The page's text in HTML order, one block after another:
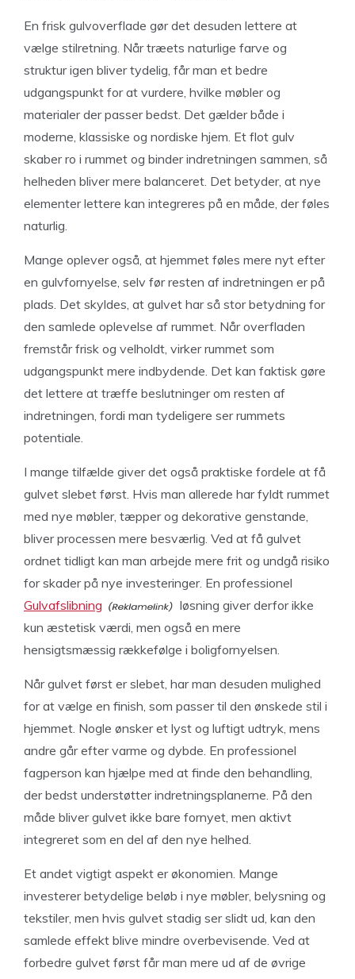
En frisk gulvoverflade gør det desuden lettere at
vælge stilretning. Når træets naturlige farve og
struktur igen bliver tydelig, får man et bedre
udgangspunkt for at vurdere, hvilke møbler og
materialer der passer bedst. Det gælder både i
moderne, klassiske og nordiske hjem. Et flot gulv
skaber ro i rummet og binder indretningen sammen, så
helheden bliver mere balanceret. Det betyder, at nye
elementer lettere kan integreres på en måde, der føles
naturlig.
Mange oplever også, at hjemmet føles mere nyt efter
en gulvfornyelse, selv før resten af indretningen er på
plads. Det skyldes, at gulvet har så stor betydning for
den samlede oplevelse af rummet. Når overfladen
fremstår frisk og velholdt, virker rummet som
udgangspunkt mere indbydende. Det kan faktisk gøre
det lettere at træffe beslutninger om resten af
indretningen, fordi man tydeligere ser rummets
potentiale.
I mange tilfælde giver det også praktiske fordele at få
gulvet slebet først. Hvis man allerede har fyldt rummet
med nye møbler, tæpper og dekorative genstande,
bliver processen mere besværlig. Ved at få gulvet
ordnet tidligt kan man arbejde mere frit og undgå risiko
for skader på nye investeringer. En professionel
Gulvafslibning
løsning giver derfor ikke
kun æstetisk værdi, men også en mere
hensigtsmæssig rækkefølge i boligfornyelsen.
Når gulvet først er slebet, har man desuden mulighed
for at vælge en finish, som passer til den ønskede stil i
hjemmet. Nogle ønsker et lyst og luftigt udtryk, mens
andre går efter varme og dybde. En professionel
fagperson kan hjælpe med at finde den behandling,
der bedst understøtter indretningsplanerne. På den
måde bliver gulvet ikke bare fornyet, men aktivt
integreret som en del af den nye helhed.
Et andet vigtigt aspekt er økonomien. Mange
investerer betydelige beløb i nye møbler, belysning og
tekstiler, men hvis gulvet stadig ser slidt ud, kan den
samlede effekt blive mindre overbevisende. Ved at
forbedre gulvet først får man mere ud af de øvrige